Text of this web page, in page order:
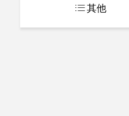
ꂇ其他